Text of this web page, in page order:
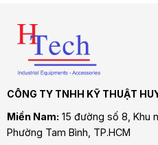
CÔNG TY TNHH KỸ THUẬT
Miền Nam: 15 đường số 8, Khu
Phường Tam Bình , TP.HCM